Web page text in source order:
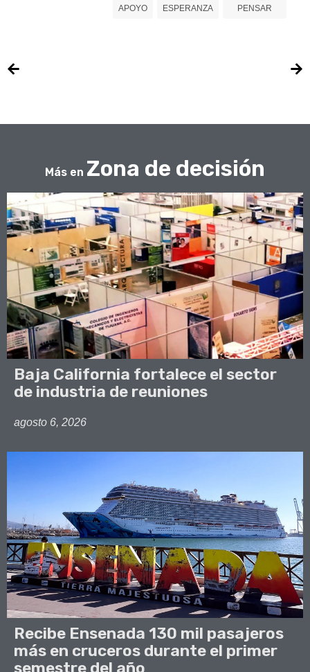
APOYO
ESPERANZA
PENSAR
Más en Zona de decisión
Baja California fortalece el sector
de industria de reuniones
agosto 6, 2026
Recibe Ensenada 130 mil pasajeros
más en cruceros durante el primer
semestre del año